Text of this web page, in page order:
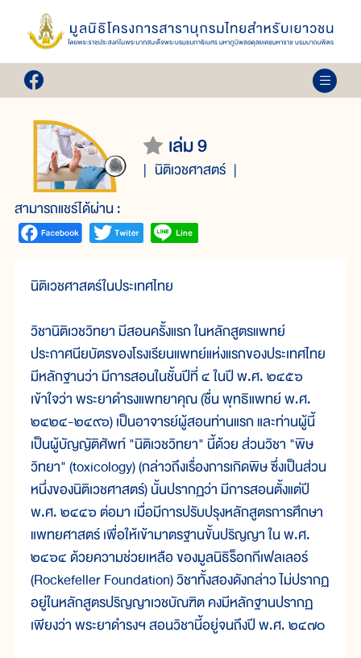
เล่ม 9
นิติเวชศาสตร์
สามารถแชร์ได้ผ่าน :
นิติเวชศาสตร์ในประเทศไทย
วิชานิติเวชวิทยา มีสอนครั้งแรก ในหลักสูตรแพทย์
ประกาศนียบัตรของโรงเรียนแพทย์แห่งแรกของประเทศไทย
มีหลักฐานว่า มีการสอนในชั้นปีที่ ๔ ในปี พ.ศ. ๒๔๕๖
เข้าใจว่า พระยาดำรงแพทยาคุณ (ชื่น พุทธิแพทย์ พ.ศ.
๒๔๒๔-๒๔๙๖) เป็นอาจารย์ผู้สอนท่านแรก และท่านผู้นี้
เป็นผู้บัญญัติศัพท์ "นิติเวชวิทยา" นี้ด้วย ส่วนวิชา "พิษ
วิทยา" (toxicology) (กล่าวถึงเรื่องการเกิดพิษ ซึ่งเป็นส่วน
หนึ่งของนิติเวชศาสตร์) นั้นปรากฏว่า มีการสอนตั้งแต่ปี
พ.ศ. ๒๔๔๖ ต่อมา เมื่อมีการปรับปรุงหลักสูตรการศึกษา
แพทยศาสตร์ เพื่อให้เข้ามาตรฐานขั้นปริญญา ใน พ.ศ.
๒๔๖๔ ด้วยความช่วยเหลือ ของมูลนิธิร็อกกีเฟลเลอร์
(Rockefeller Foundation) วิชาทั้งสองดังกล่าว ไม่ปรากฏ
อยู่ในหลักสูตรปริญญาเวชบัณฑิต คงมีหลักฐานปรากฏ
เพียงว่า พระยาดำรงฯ สอนวิชานี้อยู่จนถึงปี พ.ศ. ๒๔๗๐